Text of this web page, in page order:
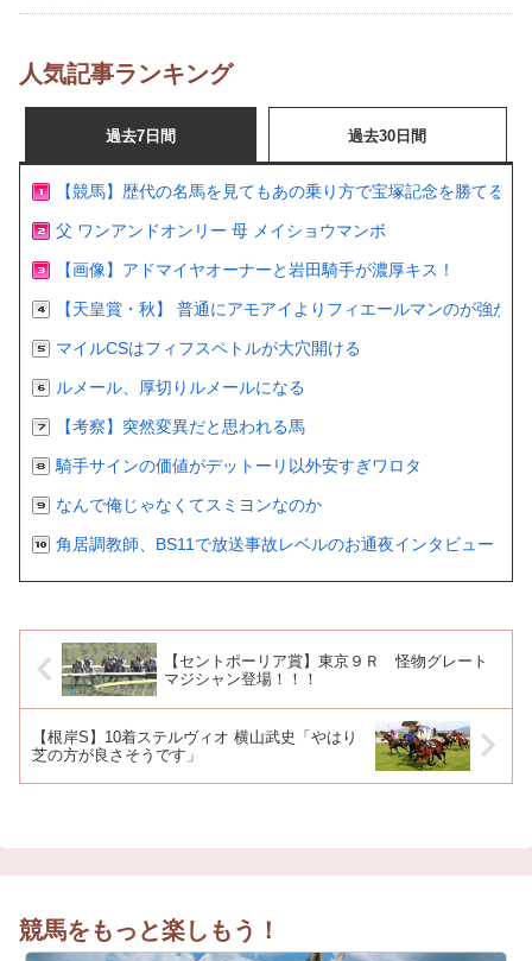
人気記事ランキング
過去7日間 過去30日間
【競馬】歴代の名馬を見てもあの乗り方で宝塚記念を勝てる
父 ワンアンドオンリー 母 メイショウマンボ
【画像】アドマイヤオーナーと岩田騎手が濃厚キス！
【天皇賞・秋】 普通にアモアイよりフィエールマンのが強かっ
マイルCSはフィフスペトルが大穴開ける
ルメール、厚切りルメールになる
【考察】突然変異だと思われる馬
騎手サインの価値がデットーリ以外安すぎワロタ
なんで俺じゃなくてスミヨンなのか
角居調教師、BS11で放送事故レベルのお通夜インタビュー
【セントポーリア賞】東京９Ｒ 怪物グレート
マジシャン登場！！！
【根岸S】10着ステルヴィオ 横山武史「やはり
芝の方が良さそうです」
競馬をもっと楽しもう！